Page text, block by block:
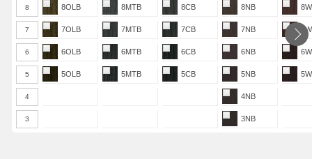
8 8OLB 8MTB 8CB 8NB
7 7OLB 7MTB 7CB 7NB
6 6OLB 6MTB 6CB 6NB
5 5OLB 5MTB 5CB 5NB
4 4NB
3 3NB